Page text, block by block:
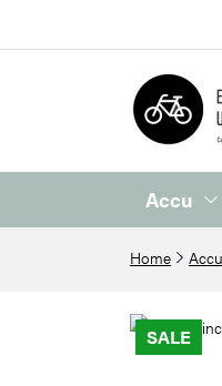
Accu
Home
SALE